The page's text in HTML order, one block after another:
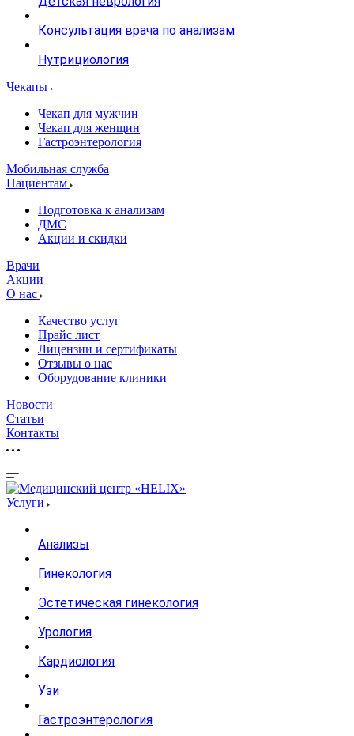
Консультация врача по анализам
Нутрициология
Чекапы
Чекап для мужчин
Чекап для женщин
Гастроэнтерология
Мобильная служба
Пациентам
Подготовка к анализам
­ДМС
­Акции и скидки
Врачи
Акции
О нас
Качество услуг
Прайс лист
Лицензии и сертификаты
Отзывы о нас
Оборудование клиники
Новости
Статьи
Контакты
Услуги
Анализы
Гинекология
Эстетическая гинекология
Урология
Кардиология
Узи
Гастроэнтерология